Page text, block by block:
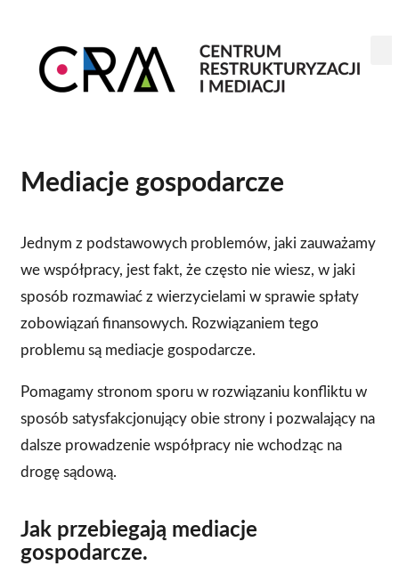
Mediacje gospodarcze
Jednym z podstawowych problemów, jaki zauważamy
we współpracy, jest fakt, że często nie wiesz, w jaki
sposób rozmawiać z wierzycielami w sprawie spłaty
zobowiązań finansowych. Rozwiązaniem tego
problemu są mediacje gospodarcze.
Pomagamy stronom sporu w rozwiązaniu konfliktu w
sposób satysfakcjonujący obie strony i pozwalający na
dalsze prowadzenie współpracy nie wchodząc na
drogę sądową.
Jak przebiegają mediacje
gospodarcze.